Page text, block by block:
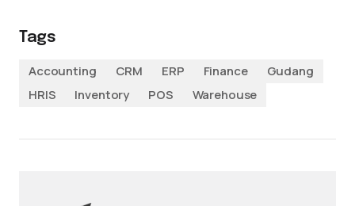
Tags
Accounting
CRM ERP Finance
Gudang
HRIS
Inventory POS Warehouse